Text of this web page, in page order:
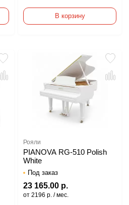
В корзину
Рояли
PIANOVA RG-510 Polish
White
Под заказ
23 165.00 р.
от 2196 р. / мес.